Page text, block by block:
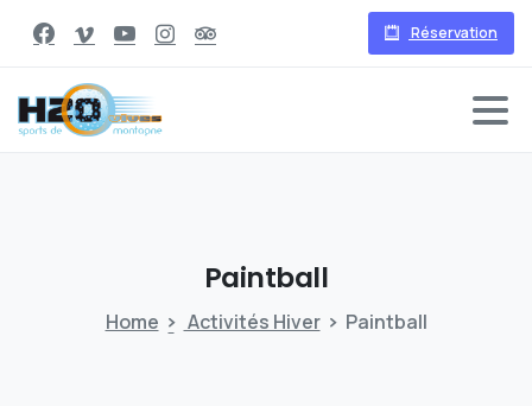
Réservation
Paintball
Home Activités Hiver Paintball